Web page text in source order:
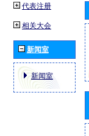
代表注册
相关大会
新闻室
新闻室